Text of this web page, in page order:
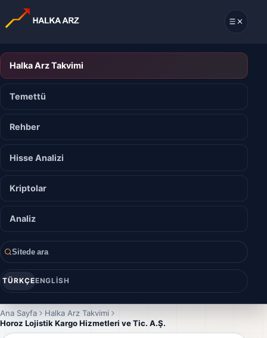
Halka Arz Takvimi
Temettü
Rehber
Hisse Analizi
Kriptolar
Analiz
Sitede ara
TÜRKÇEENGLISH
Ana Sayfa
Halka Arz Takvimi
Horoz Lojistik Kargo Hizmetleri ve Tic. A.Ş.